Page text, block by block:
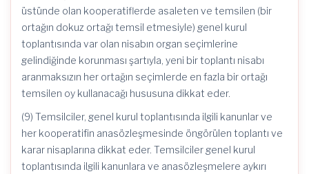
üstünde olan kooperatiflerde asaleten ve temsilen (bir
ortağın dokuz ortağı temsil etmesiyle) genel kurul
toplantısında var olan nisabın organ seçimlerine
gelindiğinde korunması şartıyla, yeni bir toplantı nisabı
aranmaksızın her ortağın seçimlerde en fazla bir ortağı
temsilen oy kullanacağı hususuna dikkat eder.
(9) Temsilciler, genel kurul toplantısında ilgili kanunlar ve
her kooperatifin anasözleşmesinde öngörülen toplantı ve
karar nisaplarına dikkat eder. Temsilciler genel kurul
toplantısında ilgili kanunlara ve anasözleşmelere aykırı